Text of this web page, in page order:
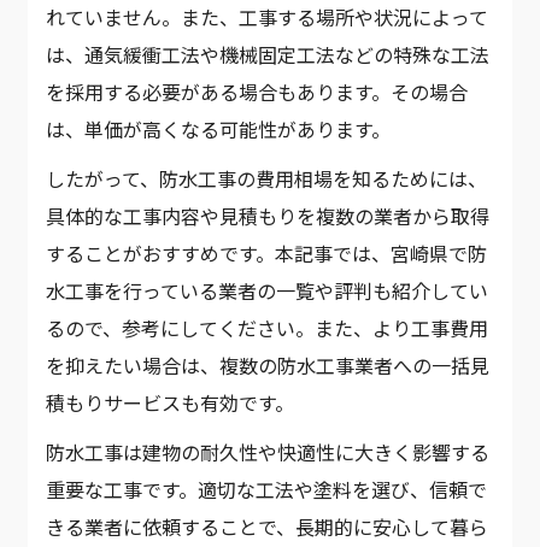
れていません。また、工事する場所や状況によって
は、通気緩衝工法や機械固定工法などの特殊な工法
を採用する必要がある場合もあります。その場合
は、単価が高くなる可能性があります。
したがって、防水工事の費用相場を知るためには、
具体的な工事内容や見積もりを複数の業者から取得
することがおすすめです。本記事では、宮崎県で防
水工事を行っている業者の一覧や評判も紹介してい
るので、参考にしてください。また、より工事費用
を抑えたい場合は、複数の防水工事業者への一括見
積もりサービスも有効です。
防水工事は建物の耐久性や快適性に大きく影響する
重要な工事です。適切な工法や塗料を選び、信頼で
きる業者に依頼することで、長期的に安心して暮ら